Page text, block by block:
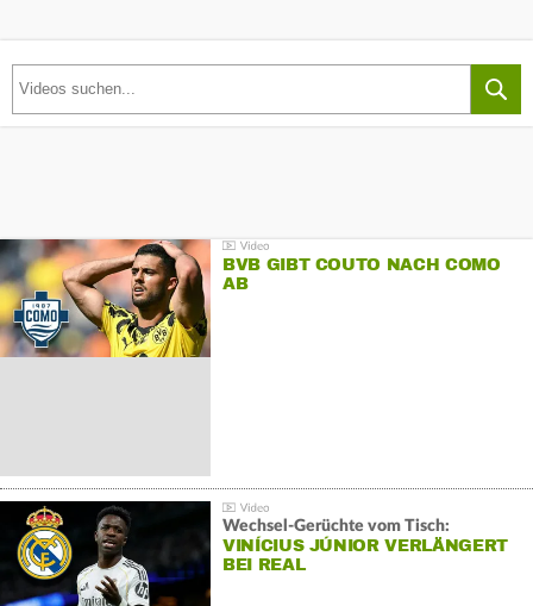
BVB GIBT COUTO NACH COMO
AB
Wechsel-Gerüchte vom Tisch:
VINÍCIUS JÚNIOR VERLÄNGERT
BEI REAL